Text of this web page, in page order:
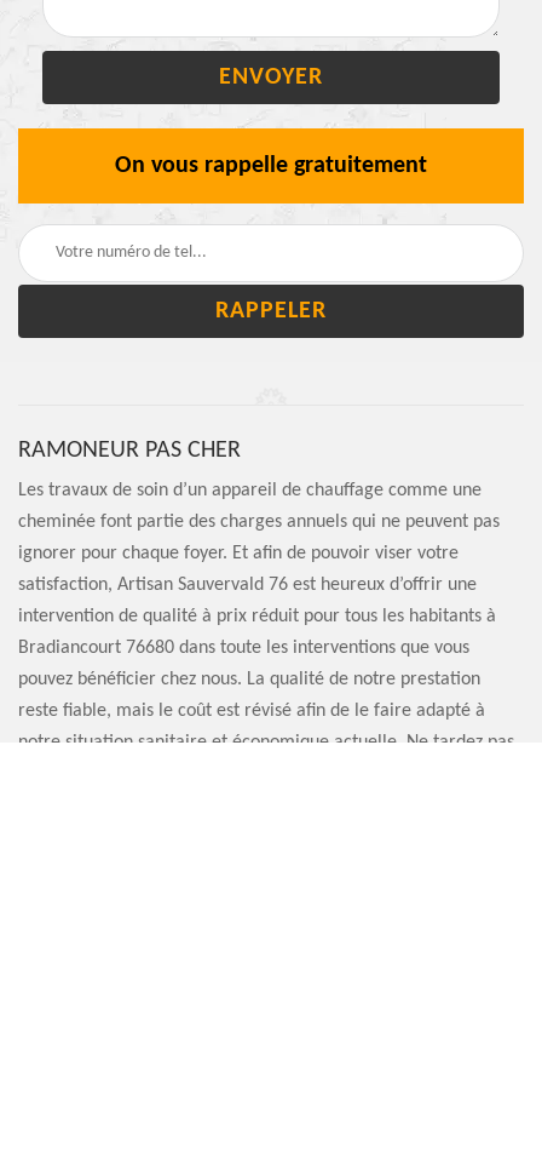
On vous rappelle gratuitement
RAMONEUR PAS CHER
Les travaux de soin d’un appareil de chauffage comme une
cheminée font partie des charges annuels qui ne peuvent pas
ignorer pour chaque foyer. Et afin de pouvoir viser votre
satisfaction, Artisan Sauvervald 76 est heureux d’offrir une
intervention de qualité à prix réduit pour tous les habitants à
Bradiancourt 76680 dans toute les interventions que vous
pouvez bénéficier chez nous. La qualité de notre prestation
reste fiable, mais le coût est révisé afin de le faire adapté à
notre situation sanitaire et économique actuelle. Ne tardez pas